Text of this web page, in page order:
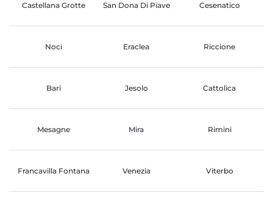
Castellana Grotte San Dona Di Piave Cesenatico
Noci Eraclea Riccione
Bari Jesolo Cattolica
Mesagne Mira Rimini
Francavilla Fontana Venezia Viterbo